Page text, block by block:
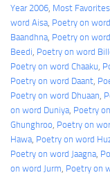
Year 2006, Most
word Aisa, Poetry on
Baandhna, Poetry on
Beedi, Poetry on word
Poetry on word Chaaku,
Poetry on word Daant,
Poetry on word Dhuaan,
on word Duniya, Poetry
Ghunghroo, Poetry on
Hawa, Poetry on word
Poetry on word Jaagna,
on word Jurm, Poetry on